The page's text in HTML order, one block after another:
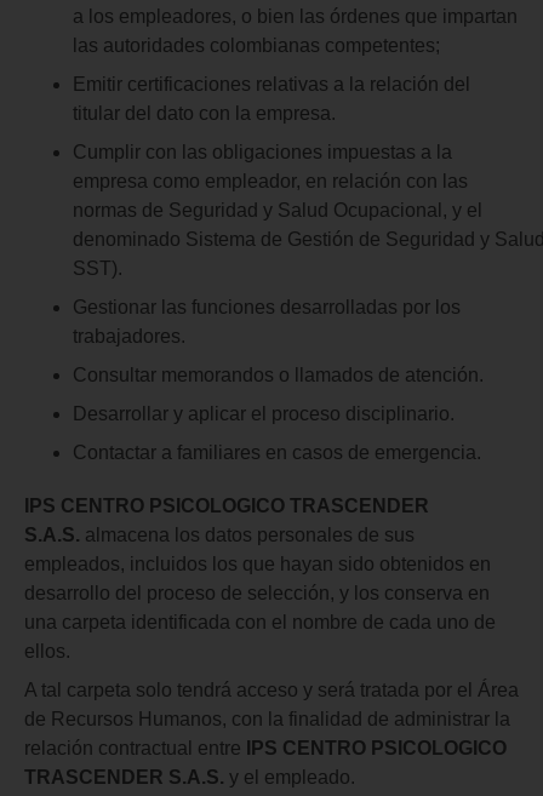
a los empleadores, o bien las órdenes que impartan
las autoridades colombianas competentes;
Emitir certificaciones relativas a la relación del
titular del dato con la empresa.
Cumplir con las obligaciones impuestas a la
empresa como empleador, en relación con las
normas de Seguridad y Salud Ocupacional, y el
denominado Sistema de Gestión de Seguridad y
SST).
Gestionar las funciones desarrolladas por los
trabajadores.
Consultar memorandos o llamados de atención.
Desarrollar y aplicar el proceso disciplinario.
Contactar a familiares en casos de emergencia.
IPS CENTRO PSICOLOGICO TRASCENDER
S.A.S. almacena los datos personales de sus
empleados, incluidos los que hayan sido obtenidos en
desarrollo del proceso de selección, y los conserva en
una carpeta identificada con el nombre de cada uno de
ellos.
A tal carpeta solo tendrá acceso y será tratada por el Área
de Recursos Humanos, con la finalidad de administrar la
relación contractual entre
IPS CENTRO PSICOLOGICO
TRASCENDER S.A.S. y el empleado.